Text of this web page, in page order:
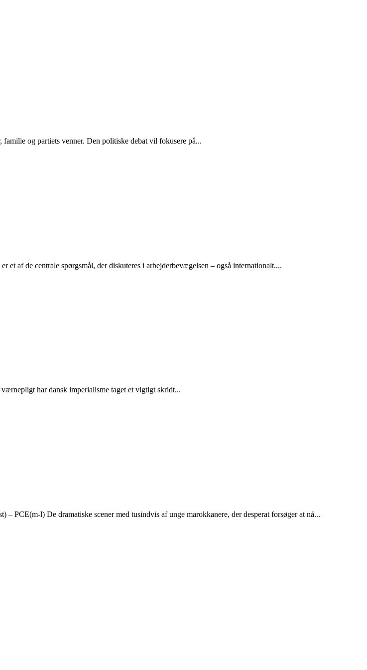
og partiets venner. Den politiske debat vil fokusere på...
af de centrale spørgsmål, der diskuteres i arbejderbevægelsen – også internationalt....
har dansk imperialisme taget et vigtigt skridt...
PCE(m-l) De dramatiske scener med tusindvis af unge marokkanere, der desperat forsøger at nå...